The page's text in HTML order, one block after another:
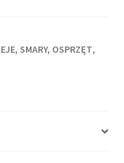
SMARY, OSPRZĘT,